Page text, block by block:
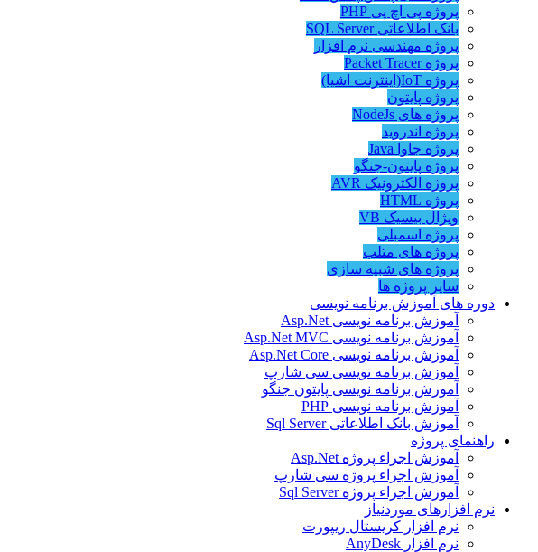
پروژه پی اچ پی PHP
بانک اطلاعاتی SQL Server
پروژه مهندسی نرم افزار
پروژه Packet Tracer
پروژه IoT(اینترنت اشیا)
پروژه پایتون
پروژه های NodeJs
پروژه اندروید
پروژه جاوا Java
پروژه پایتون-جنگو
پروژه الکترونیک AVR
پروژه HTML
ویژال بیسیک VB
پروژه اسمبلی
پروژه های متلب
پروژه های شبیه سازی
سایر پروژه ها
دوره های آموزش برنامه نویسی
آموزش برنامه نویسی Asp.Net
آموزش برنامه نویسی Asp.Net MVC
آموزش برنامه نویسی Asp.Net Core
آموزش برنامه نویسی سی شارپ
آموزش برنامه نویسی پایتون جنگو
آموزش برنامه نویسی PHP
آموزش بانک اطلاعاتی Sql Server
راهنمای پروژه
آموزش اجراء پروژه Asp.Net
آموزش اجراء پروژه سی شارپ
آموزش اجراء پروژه Sql Server
نرم افزارهای موردنیاز
نرم افزار کریستال ریپورت
نرم افزار AnyDesk